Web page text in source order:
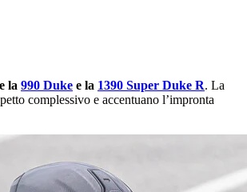
la 990 Duke e la 1390 Super Duke R. La
complessivo e accentuano l’impronta